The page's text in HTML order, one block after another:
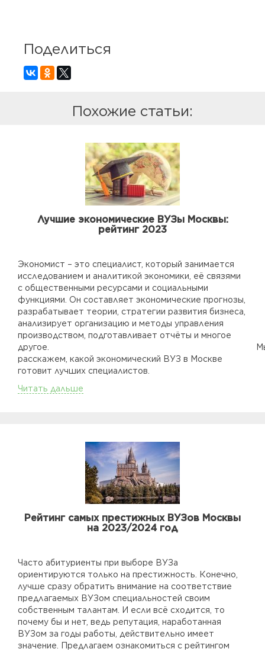
Поделиться
Похожие статьи:
Лучшие экономические ВУЗы Москвы:
рейтинг 2023
Экономист – это специалист, который занимается
исследованием и аналитикой экономики, её связями
с общественными ресурсами и социальными
функциями. Он составляет экономические прогнозы,
разрабатывает теории, стратегии развития бизнеса,
анализирует организацию и методы управления
производством, подготавливает отчёты и многое
другое.
расскажем, какой экономический ВУЗ в Москве
готовит лучших специалистов.
Читать дальше
Рейтинг самых престижных ВУЗов Москвы
на 2023/2024 год
Часто абитуриенты при выборе ВУЗа
ориентируются только на престижность. Конечно,
лучше сразу обратить внимание на соответствие
предлагаемых ВУЗом специальностей своим
собственным талантам. И если всё сходится, то
почему бы и нет, ведь репутация, наработанная
ВУЗом за годы работы, действительно имеет
значение. Предлагаем ознакомиться с рейтингом